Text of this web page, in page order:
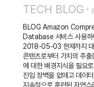
TECH BLOG
BLOG Amazon
Database 서비스 사용하
2018-05-03 현재까지 대
콘텐츠로부터 가치의 추
에 대한 배경지식을 필
진입 장벽을 없애고 데이
지속적으로 훈련된 자연